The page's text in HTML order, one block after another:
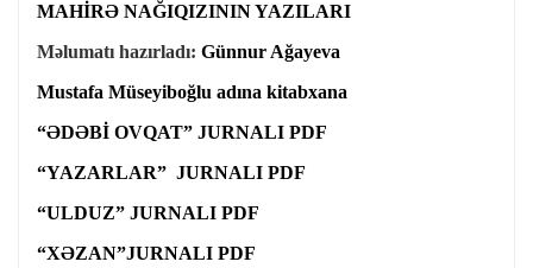
MAHİRƏ NAĞIQIZININ YAZILARI
Məlumatı hazırladı: Günnur Ağayeva
Mustafa Müseyiboğlu adına kitabxana
“ƏDƏBİ OVQAT” JURNALI PDF
“YAZARLAR” JURNALI PDF
“ULDUZ” JURNALI PDF
“XƏZAN”JURNALI PDF